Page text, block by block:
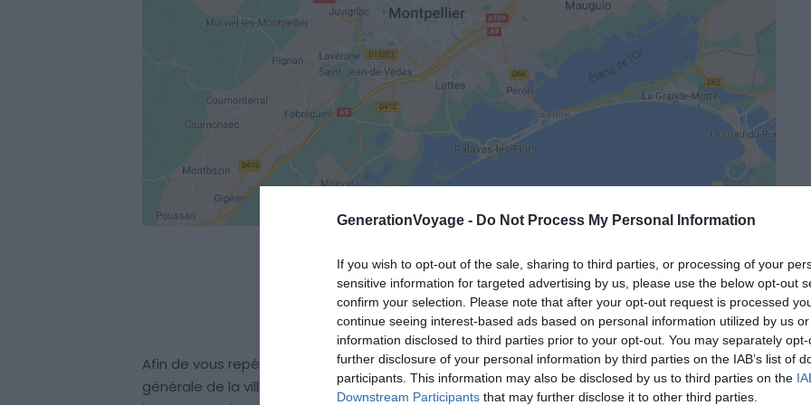
GenerationVoyage - Do Not Process My Personal Information
If you wish to opt-out of the sale, sharing to third parties, or processing of your
sensitive information for targeted advertising by us, please use the below opt-out
confirm your selection. Please note that after your opt-out request is processed
continue seeing interest-based ads based on personal information utilized by us
information disclosed to third parties prior to your opt-out. You may separately
further disclosure of your personal information by third parties on the IAB’s list of
participants. This information may also be disclosed by us to third parties on the
Downstream Participants that may further disclose it to other third parties.
Agrandir la carte
Afin de vous repérer plus facilement dans Montpellier, vous retrouverez ci-dessus la carte
générale de la ville.
Construite il y a plus de 20 siècles , la ville de Montpellier est une ville